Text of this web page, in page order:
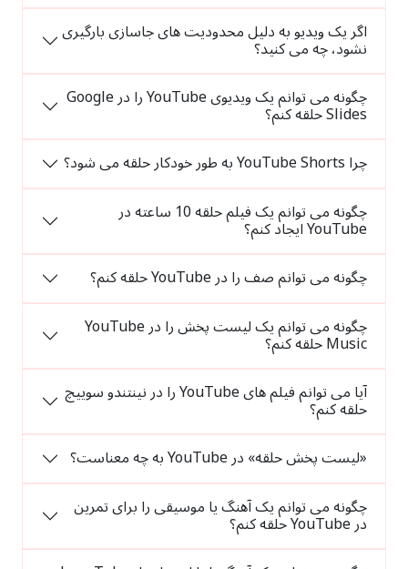
اگر یک ویدیو به دلیل محدودیت های جاسازی بارگیری
نشود، چه می کنید؟
چگونه می توانم یک ویدیوی YouTube را در Google
Slides حلقه کنم؟
چرا YouTube Shorts به طور خودکار حلقه می شود؟
چگونه می توانم یک فیلم حلقه 10 ساعته در
YouTube ایجاد کنم؟
چگونه می توانم صف را در YouTube حلقه کنم؟
چگونه می توانم یک لیست پخش را در YouTube
Music حلقه کنم؟
آیا می توانم فیلم های YouTube را در نینتندو سوییچ
حلقه کنم؟
«لیست پخش حلقه» در YouTube به چه معناست؟
چگونه می توانم یک آهنگ یا موسیقی را برای تمرین
در YouTube حلقه کنم؟